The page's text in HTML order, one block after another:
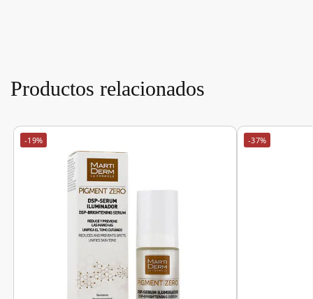
Productos relacionados
-19% -37%